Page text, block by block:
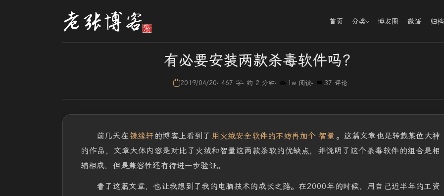
首页 分类 博友圈 微语 归档
有必要安装两款杀毒软件吗？
2019/04/20 467 字 约 2 分钟 1w 阅读 37 评论
前几天在 镜缘轩 的博客上看到了 用火绒安全软件的不妨再加个 智量 。这篇文章也是转载某位大神
的作品，文章大体内容是对比了火绒和智量这两款杀软的优缺点，并说明了这个杀毒软件的组合是相
辅相成，但是兼容性还有待进一步验证。
看了这篇文章，也让我想到了我的电脑技术的成长之路。在2000年的时候，用自己近半年的工资